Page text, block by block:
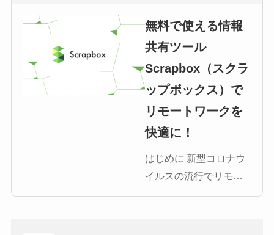
無料で使える情報
共有ツール
Scrapbox（スクラ
ップボックス）で
リモートワークを
快適に！
はじめに 新型コロナウ
イルスの流行でリモー
トワークへの移行への